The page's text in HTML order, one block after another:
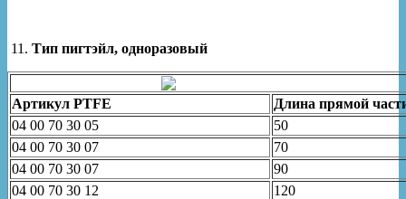
11. Тип пигтэйл, одноразовый
Артикул PTFE
Длина прямой
04 00 70 30 05
50
04 00 70 30 07
70
04 00 70 30 07
90
04 00 70 30 12
120